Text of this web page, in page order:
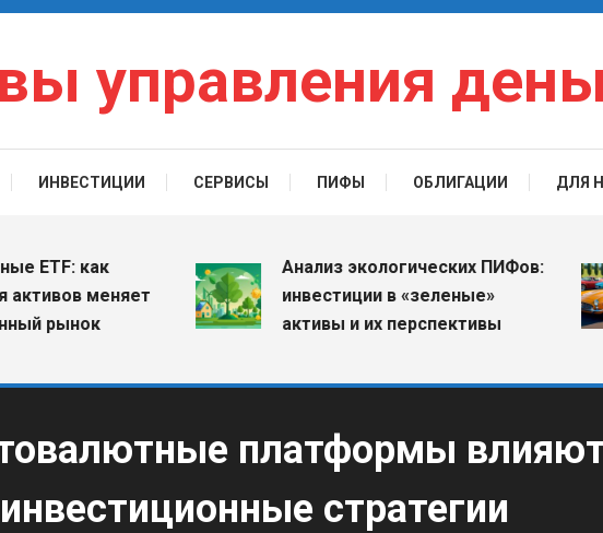
управления
ИНВЕСТИЦИИ СЕРВИСЫ ПИФЫ ОБЛИГАЦИИ ДЛЯ
как
меняет
Анализ экологических ПИФов:
инвестиции в «зеленые»
активы и их перспективы
платформы
инвестиционные стратегии